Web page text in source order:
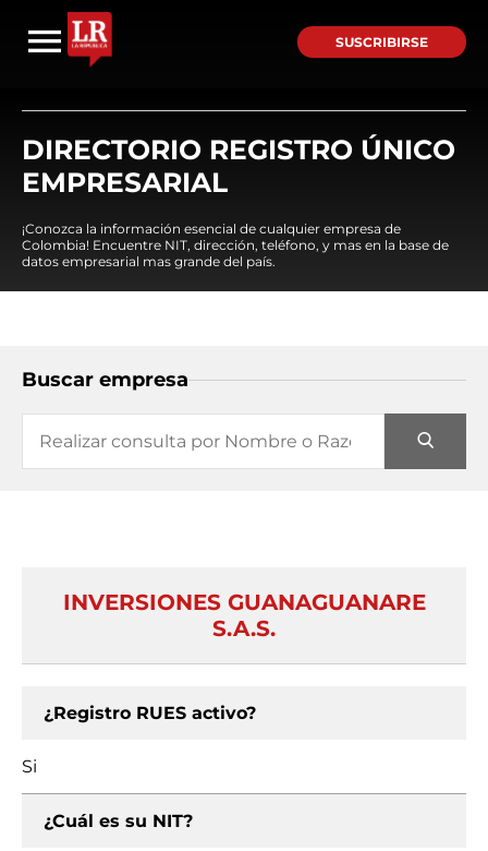
SUSCRIBIRSE
DIRECTORIO REGISTRO ÚNICO
EMPRESARIAL
¡Conozca la información esencial de cualquier empresa de
Colombia! Encuentre NIT, dirección, teléfono, y mas en la base de
datos empresarial mas grande del país.
Buscar empresa
INVERSIONES GUANAGUANARE
S.A.S.
¿Registro RUES activo?
Si
¿Cuál es su NIT?